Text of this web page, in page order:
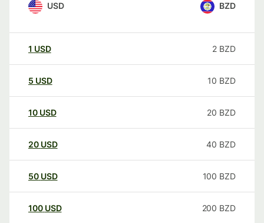
USD BZD
1 USD 2 BZD
5 USD 10 BZD
10 USD 20 BZD
20 USD 40 BZD
50 USD 100 BZD
100 USD 200 BZD